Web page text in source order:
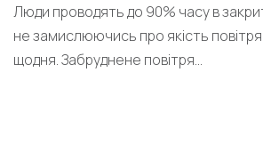
Люди проводять до 90% часу в
не замислюючись про якість
щодня. Забруднене повітря...